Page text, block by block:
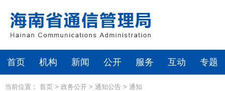
首页 机构 新闻 公开 服务 互动 专题
当前位置： 首页 > 政务公开 > 通知公告 > 通知